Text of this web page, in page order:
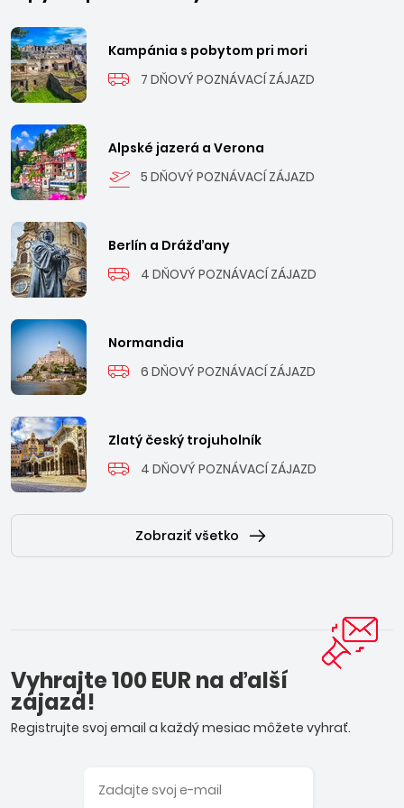
Kampánia s pobytom pri mori
7 DŇOVÝ POZNÁVACÍ ZÁJAZD
Alpské jazerá a Verona
5 DŇOVÝ POZNÁVACÍ ZÁJAZD
Berlín a Drážďany
4 DŇOVÝ POZNÁVACÍ ZÁJAZD
Normandia
6 DŇOVÝ POZNÁVACÍ ZÁJAZD
Zlatý český trojuholník
4 DŇOVÝ POZNÁVACÍ ZÁJAZD
Zobraziť všetko
Vyhrajte 100 EUR na ďalší
zájazd!
Registrujte svoj email a každý mesiac môžete vyhrať.